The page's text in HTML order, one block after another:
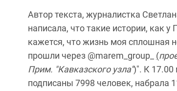
Автор текста, журналистка
написала, что такие истории, как
кажется, что жизнь моя сплошная
прошли через @marem_group_ (
Прим. "Кавказского узла")". К 17.00
подписаны 7998 человек, набрала